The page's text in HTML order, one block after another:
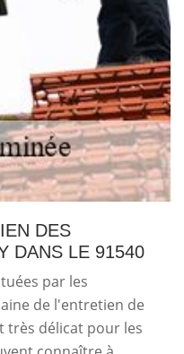
DES
DANS LE 91540
par les
de l'entretien de
très délicat pour les